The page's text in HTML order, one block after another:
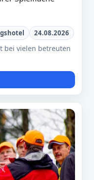
24.08.2026
bei vielen betreuten